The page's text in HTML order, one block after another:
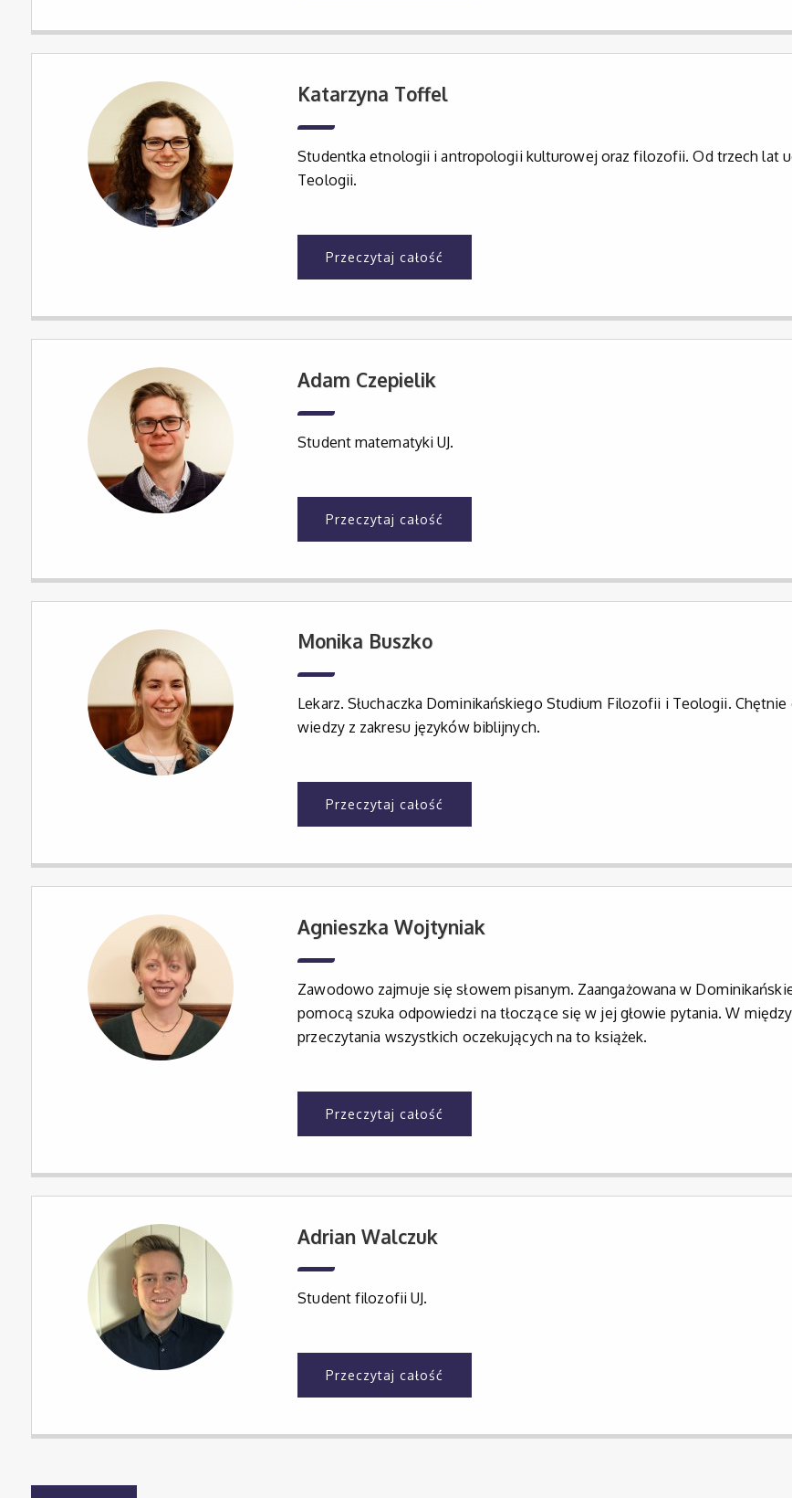
Katarzyna Toffel
Studentka etnologii i antropologii kulturowej oraz filozofii. Od trzech lat
Teologii.
Przeczytaj całość
Adam Czepielik
Student matematyki UJ.
Przeczytaj całość
Monika Buszko
Lekarz. Słuchaczka Dominikańskiego Studium Filozofii i Teologii.
wiedzy z zakresu języków biblijnych.
Przeczytaj całość
Agnieszka Wojtyniak
Zawodowo zajmuje się słowem pisanym. Zaangażowana w
pomocą szuka odpowiedzi na tłoczące się w jej głowie pytania. W
przeczytania wszystkich oczekujących na to książek.
Przeczytaj całość
Adrian Walczuk
Student filozofii UJ.
Przeczytaj całość